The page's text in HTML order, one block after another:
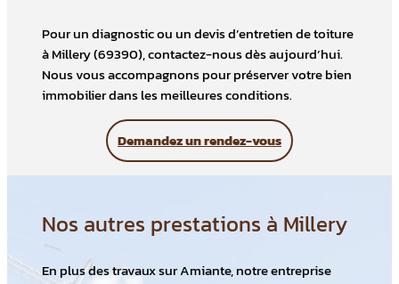
Pour un diagnostic ou un devis d’entretien de toiture
à Millery (69390), contactez-nous dès aujourd’hui.
Nous vous accompagnons pour préserver votre bien
immobilier dans les meilleures conditions.
Demandez un rendez-vous
Nos autres prestations à Millery
En plus des travaux sur Amiante, notre entreprise